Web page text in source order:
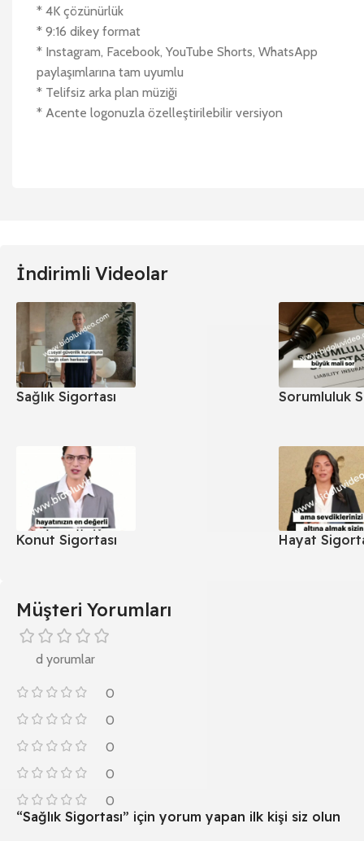
* 4K çözünürlük
* 9:16 dikey format
* Instagram, Facebook, YouTube Shorts, WhatsApp
paylaşımlarına tam uyumlu
* Telifsiz arka plan müziği
* Acente logonuzla özelleştirilebilir versiyon
İndirimli Videolar
Sağlık Sigortası Sorumluluk
Konut Sigortası Hayat
Müşteri Yorumları
d yorumlar
0
0
0
0
0
“Sağlık Sigortası” için yorum yapan ilk kişi siz olun